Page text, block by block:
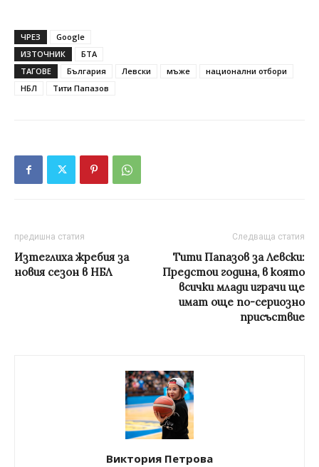
ЧРЕЗ
Google
ИЗТОЧНИК
БТА
ТАГОВЕ
България Левски мъже
национални отбори
НБЛ
Тити Папазов
предишна статия
Изтеглиха жребия за
новия сезон в НБЛ
Следваща статия
Тити Папазов за Левски:
Предстои година, в която
всички млади играчи ще
имат още по-сериозно
присъствие
Виктория Петрова